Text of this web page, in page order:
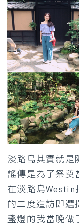
淡路島其實就是
謠傳是為了祭奠
在淡路島Westin
的二度造訪即選
盞燈的我當晚做